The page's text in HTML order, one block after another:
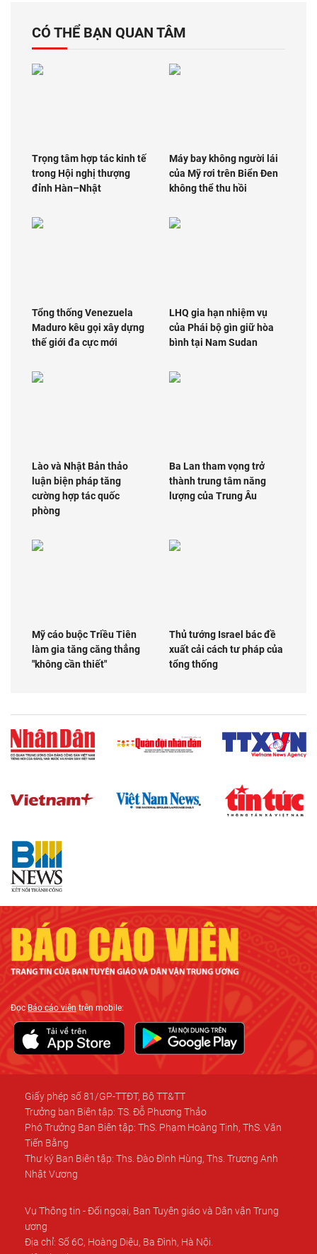
CÓ THỂ BẠN QUAN TÂM
Trọng tâm hợp tác kinh tế
trong Hội nghị thượng
đỉnh Hàn–Nhật
Máy bay không người lái
của Mỹ rơi trên Biển Đen
không thể thu hồi
Tổng thống Venezuela
Maduro kêu gọi xây dựng
thế giới đa cực mới
LHQ gia hạn nhiệm vụ
của Phái bộ gìn giữ hòa
bình tại Nam Sudan
Lào và Nhật Bản thảo
luận biện pháp tăng
cường hợp tác quốc
phòng
Ba Lan tham vọng trở
thành trung tâm năng
lượng của Trung Âu
Mỹ cáo buộc Triều Tiên
làm gia tăng căng thẳng
"không cần thiết"
Thủ tướng Israel bác đề
xuất cải cách tư pháp của
tổng thống
ĐọcBáo cáo viên trên mobile:
Giấy phép số 81/GP-TTĐT, Bộ TT&TT
Trưởng ban Biên tập: TS. Đỗ Phương Thảo
Phó Trưởng Ban Biên tập: ThS. Phạm Hoàng Tinh, ThS. Văn
Tiến Bằng
Thư ký Ban Biên tập: Ths. Đào Đình Hùng, Ths. Trương Anh
Nhật Vương
Vụ Thông tin - Đối ngoại, Ban Tuyên giáo và Dân vận Trung
ương
Địa chỉ: Số 6C, Hoàng Diệu, Ba Đình, Hà Nội.